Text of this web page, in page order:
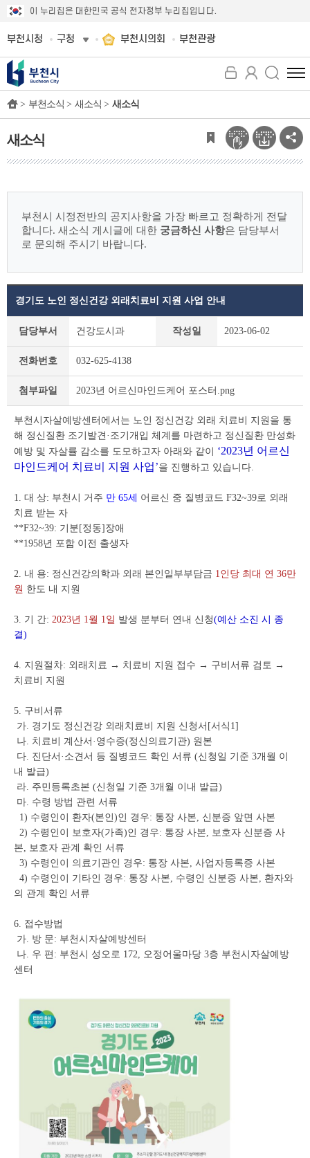
이 누리집은 대한민국 공식 전자정부 누리집입니다.
부천시청 구청 부천시의회 부천관광
전
체
뉴
보
기
> 부천소식 > 새소식 > 새소식
새소식
부천시 시정전반의 공지사항을 가장 빠르고 정확하게 전달
합니다. 새소식 게시글에 대한 궁금하신 사항은 담당부서
로 문의해 주시기 바랍니다.
세
회
테
이
블
경기도 노인 정신건강 외래치료비 지원 사업 안내
담당부서 건강도시과 작성일 2023-06-02
전화번호 032-625-4138
첨부파일 2023년 어르신마인드케어 포스터.png
부천시자살예방센터에서는 노인 정신건강 외래 치료비 지원을 통
해 정신질환 조기발견·조기개입 체계를 마련하고 정신질환 만성화
예방 및 자살률 감소를 도모하고자 아래와 같이 ‘2023년 어르신
마인드케어 치료비 지원 사업’을 진행하고 있습니다.
1. 대 상: 부천시 거주 만 65세
어르신 중 질병코드 F32~39로 외래
치료 받는 자
**F32~39: 기분[정동]장애
**1958년 포함 이전 출생자
2. 내 용: 정신건강의학과 외래 본인일부부담금 1인당 최대 연 36만
원 한도 내 지원
3. 기 간: 2023년 1월 1일 발생 분부터 연내 신청(예산 소진 시 종
결)
4. 지원절차: 외래치료 → 치료비 지원 접수 → 구비서류 검토 →
치료비 지원
5. 구비서류
가. 경기도 정신건강 외래치료비 지원 신청서[서식1]
나. 치료비 계산서·영수증(정신의료기관) 원본
다. 진단서·소견서 등 질병코드 확인 서류 (신청일 기준 3개월 이
내 발급)
라. 주민등록초본 (신청일 기준 3개월 이내 발급)
마. 수령 방법 관련 서류
1) 수령인이 환자(본인)인 경우: 통장 사본, 신분증 앞면 사본
2) 수령인이 보호자(가족)인 경우: 통장 사본, 보호자 신분증 사
본, 보호자 관계 확인 서류
3) 수령인이 의료기관인 경우: 통장 사본, 사업자등록증 사본
4) 수령인이 기타인 경우: 통장 사본, 수령인 신분증 사본, 환자와
의 관계 확인 서류
6. 접수방법
가. 방 문: 부천시자살예방센터
나. 우 편: 부천시 성오로 172, 오정어울마당 3층 부천시자살예방
센터